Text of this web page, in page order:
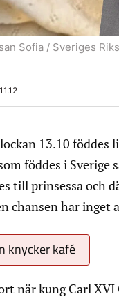
Sofia / Sveriges
13.10 föddes
föddes i Sverige
till prinsessa och
chansen har inget
knycker kafé
när kung Carl